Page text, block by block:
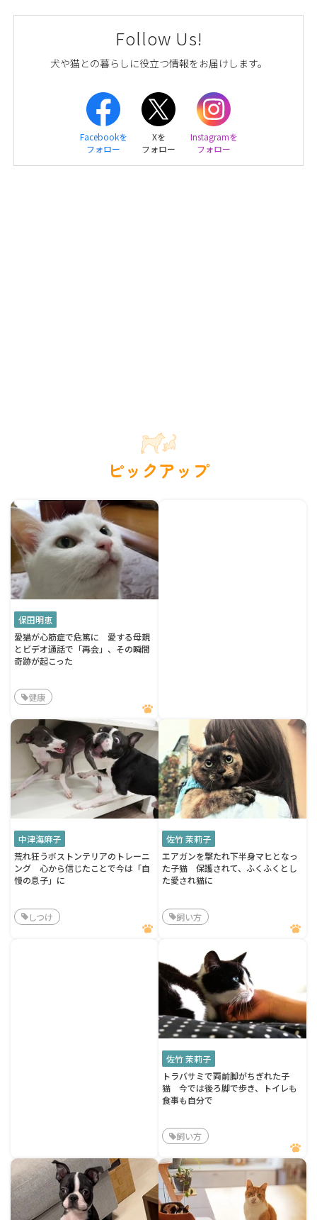
Follow Us!
犬や猫との暮らしに役立つ情報をお届けします。
Facebookを
フォロー
Xを
フォロー
Instagramを
フォロー
ピックアップ
保田明恵
愛猫が心筋症で危篤に 愛する母親
とビデオ通話で「再会」、その瞬間
奇跡が起こった
健康
中津海麻子
荒れ狂うボストンテリアのトレーニ
ング 心から信じたことで今は「自
慢の息子」に
しつけ
佐竹 茉莉子
エアガンを撃たれ下半身マヒとなっ
た子猫 保護されて、ふくふくとし
た愛され猫に
飼い方
佐竹 茉莉子
トラバサミで両前脚がちぎれた子
猫 今では後ろ脚で歩き、トイレも
食事も自分で
飼い方